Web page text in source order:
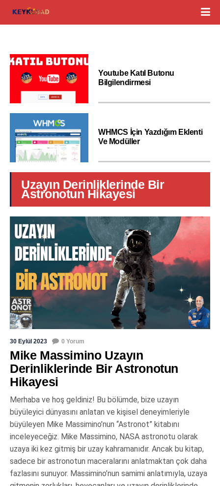
Youtube Katıl Butonu
Bilgilendirmesi
WHMCS İçin Yazdığım Eklenti
Ve Modüller
Uzayın Derinliklerinde Bir
Astronotun Hikayesi
30 Eylül 2023 0 Yorum
Mike Massimino Uzayın
Derinliklerinde Bir Astronotun
Hikayesi
Merhaba ve hoş geldiniz! Bu bölümde, bize uzayın
büyüleyici dünyasını anlatan ve kişisel deneyimleriyle
büyüleyen Mike Massimino’nun “Astronot” kitabını
inceleyeceğiz. Mike Massimino, NASA astronotu olarak
uzaya iki kez gitmiş bir uzay kahramanıdır. Ancak bu kitap,
sadece bir astronotun maceralarını anlatmaktan çok daha
fazlasını sunuyor. Massimino’nun samimi anlatımıyla, uzaya